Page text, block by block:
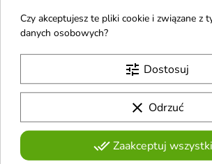
Stars from the stars
konturowania 8 g
Wielofunkcyjny zestaw do
Kremowy
Definicja
TOPDEAL favorite_border
Czy akceptujesz te pliki cookie i związane z
danych osobowych?
tune Dostosuj
clear Odrzuć
done_allZaakceptuj